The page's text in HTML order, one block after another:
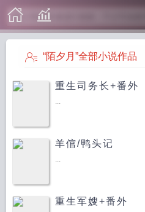
“陌夕月”全部小说作品
重生司务长+番外
...
羊倌/鸭头记
...
重生军嫂+番外